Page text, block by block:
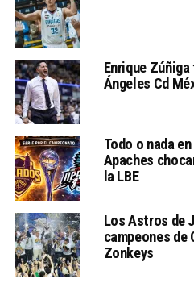
Enrique
Ángeles Cd
Todo o nada
Apaches
la LBE
Los Astros de
campeones de
Zonkeys